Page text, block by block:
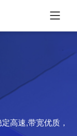
高速,带宽优质，